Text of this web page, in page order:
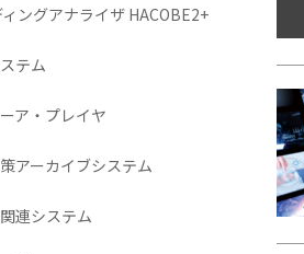
ングアナライザ HACOBE2+
テム
ア・プレイヤ
アーカイブシステム
連システム